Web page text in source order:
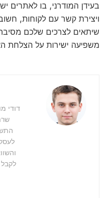
בעידן המודרני, בו לאתרים
ויצירת קשר עם לקוחות,
שיתאים לצרכים שלכם
משפיעה ישירות על הצלחת
דודי
לקבל